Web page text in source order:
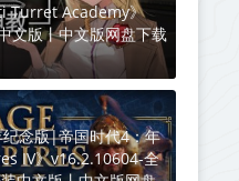
Turret Academy》
文版丨中文版网盘下载
念版|帝国时代4：年
IV》v16.2.10604-全